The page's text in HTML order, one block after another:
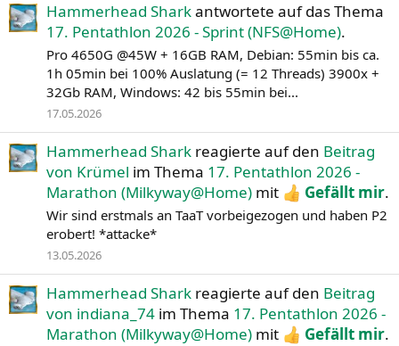
Hammerhead Sharkantwortete auf das Thema
17. Pentathlon 2026 - Sprint (NFS@Home).
Pro 4650G @45W + 16GB RAM, Debian: 55min bis ca.
1h 05min bei 100% Auslatung (= 12 Threads) 3900x +
32Gb RAM, Windows: 42 bis 55min bei...
17.05.2026
Hammerhead Shark reagierte auf den Beitrag
von Krümel im Thema 17. Pentathlon 2026 -
Marathon (Milkyway@Home) mit Gefällt mir.
Wir sind erstmals an TaaT vorbeigezogen und haben P2
erobert! *attacke*
13.05.2026
Hammerhead Shark reagierte auf den Beitrag
von indiana_74 im Thema 17. Pentathlon 2026 -
Marathon (Milkyway@Home) mit Gefällt mir.